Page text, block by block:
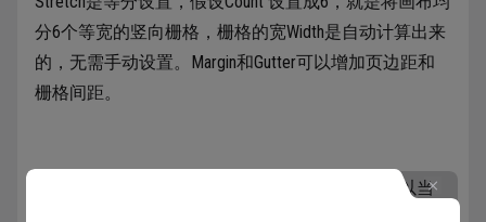
分6个等宽的竖向栅格，栅格的宽Width是自动计算出来
的，无需手动设置。Margin和Gutter可以增加页边距和
栅格间距。
等分的栅格宽是由画布 Frame 宽计算出来的，所以当